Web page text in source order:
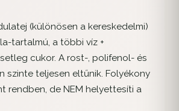
(különösen a kereskedelmi)
tartalmú, a többi víz +
cukor. A rost-, polifenol- és
szinte teljesen eltűnik. Folyékony
rendben, de NEM helyettesíti a